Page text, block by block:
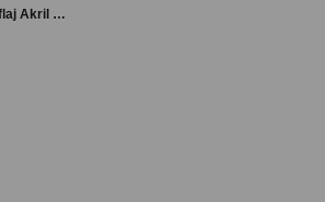
Pole professional kamuflaj Akril Akışkan Jel # 07 Ekru